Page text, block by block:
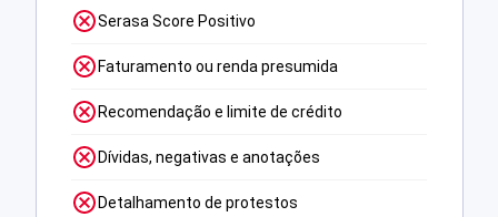
Serasa Score Positivo
Faturamento ou renda presumida
Recomendação e limite de crédito
Dívidas, negativas e anotações
Detalhamento de protestos